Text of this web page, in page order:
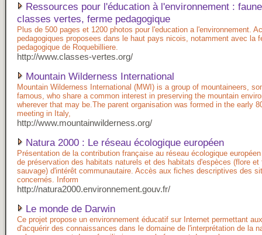
Ressources pour l'éducation à l'environnement :
classes vertes, ferme pedagogique
Plus de 500 pages et 1200 photos pour l'education a l'environnement.
pedagogiques proposees dans le haut pays nicois, notamment avec la
pedagogique de Roquebilliere.
http://www.classes-vertes.org/
Mountain Wilderness International
Mountain Wilderness International (MWI) is a group of mountaineers,
famous, who share a common interest in preserving the mountain
wherever that may be.The parent organisation was formed in the early
meeting in Italy,
http://www.mountainwilderness.org/
Natura 2000 : Le réseau écologique européen
Présentation de la contribution française au réseau écologique
de préservation des habitats naturels et des habitats d'espèces (flore et
sauvage) d'intérêt communautaire. Accès aux fiches descriptives des
concernés. Inform
http://natura2000.environnement.gouv.fr/
Le monde de Darwin
Ce projet propose un environnement éducatif sur Internet permettant
d'acquérir des connaissances dans le domaine de l'interprétation de la